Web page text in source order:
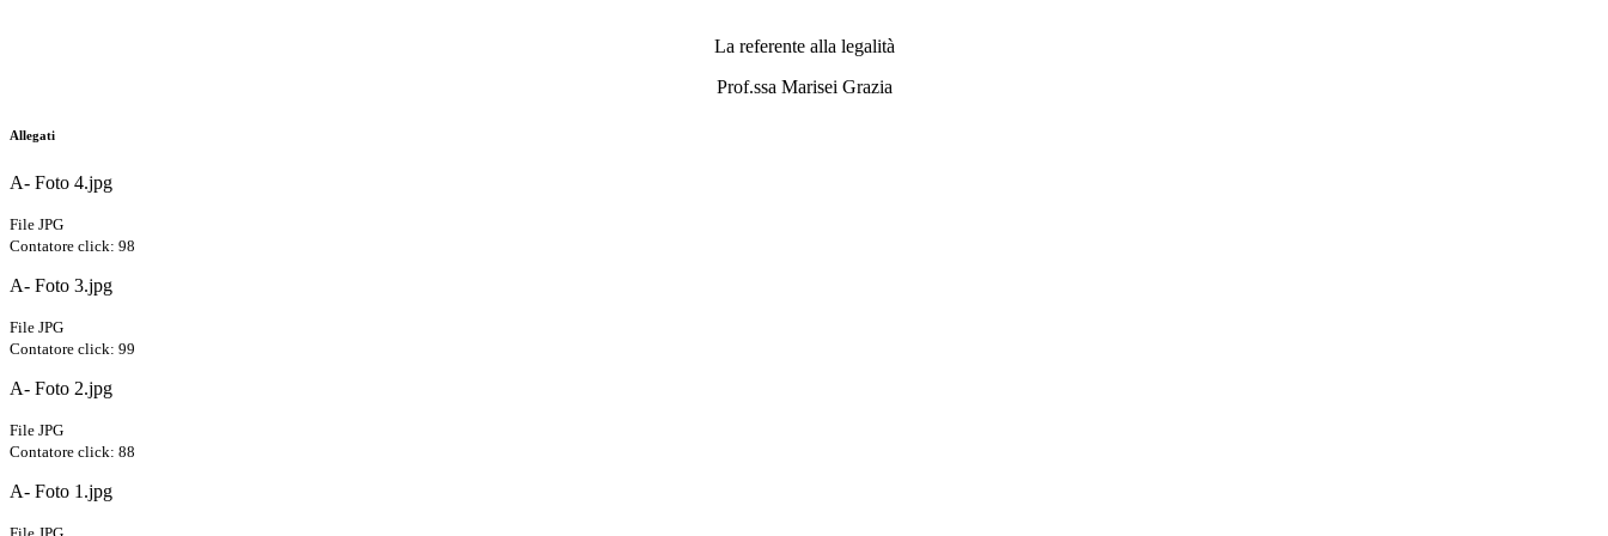
La referente alla legalità
Prof.ssa Marisei Grazia
Allegati
A- Foto 4.jpg
File JPG
Contatore click: 98
A- Foto 3.jpg
File JPG
Contatore click: 99
A- Foto 2.jpg
File JPG
Contatore click: 88
A- Foto 1.jpg